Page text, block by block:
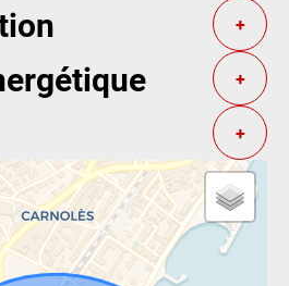
+
+
+